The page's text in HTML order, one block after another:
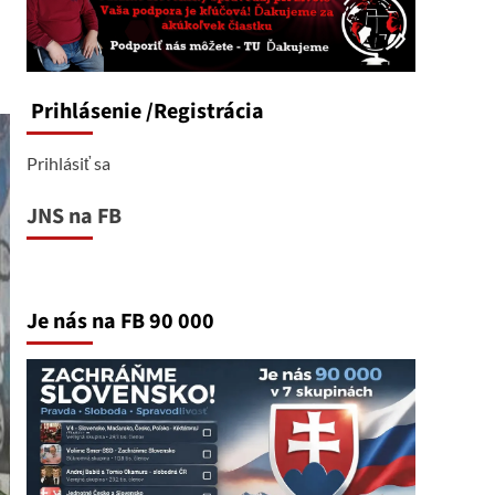
Prihlásenie/Registrácia
Prihlásiť sa
JNS na FB
Je nás na FB 90 000